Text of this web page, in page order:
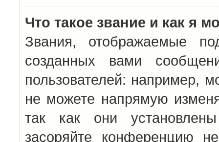
Что такое звание и как я
Звания, отображаемые
созданных вами
пользователей: например,
не можете напрямую
так как они
засоряйте конференцию